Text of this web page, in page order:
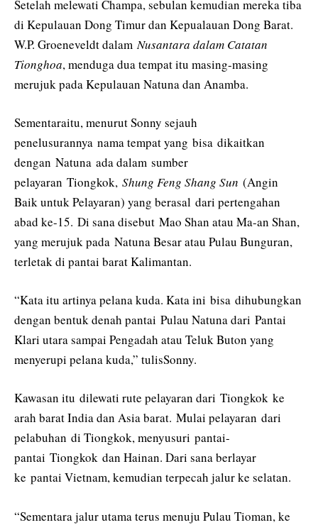
Setelah melewati Champa, sebulan kemudian mereka tiba
di Kepulauan Dong Timur dan Kepualauan Dong Barat.
W.P. Groeneveldt dalamNusantara dalam Catatan
Tionghoa, menduga dua tempat itu masing-masing
merujuk pada Kepulauan Natuna dan Anamba.
Sementaraitu, menurut Sonny sejauh
penelusurannya nama tempat yang bisa dikaitkan
dengan Natuna ada dalam sumber
pelayaran Tiongkok, Shung Feng Shang Sun (Angin
Baik untuk Pelayaran) yang berasal dari pertengahan
abad ke-15. Di sana disebut Mao Shan atau Ma-an Shan,
yang merujuk pada Natuna Besar atau Pulau Bunguran,
terletak di pantai barat Kalimantan.
“Kata itu artinya pelana kuda. Kata ini bisa dihubungkan
dengan bentuk denah pantai Pulau Natuna dari Pantai
Klari utara sampai Pengadah atau Teluk Buton yang
menyerupi pelana kuda,” tulisSonny.
Kawasan itu dilewati rute pelayaran dari Tiongkok ke
arah barat India dan Asia barat. Mulai pelayaran dari
pelabuhan di Tiongkok, menyusuri pantai-
pantai Tiongkok dan Hainan. Dari sana berlayar
ke pantai Vietnam, kemudian terpecah jalur ke selatan.
“Sementara jalur utama terus menuju Pulau Tioman, ke